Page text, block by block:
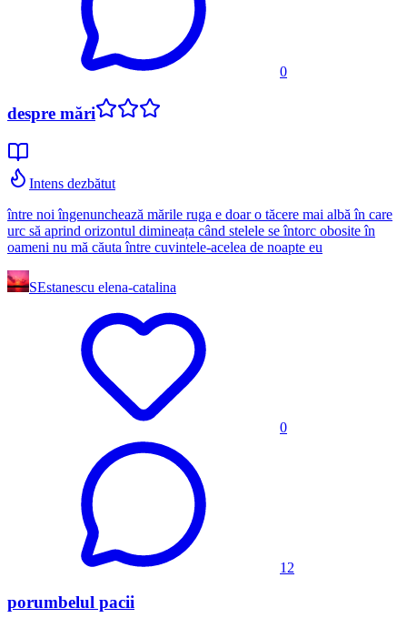
0
despre mări
Intens dezbătut
între noi îngenunchează mările ruga e doar o tăcere mai albă în care
urc să aprind orizontul dimineața când stelele se întorc obosite în
oameni nu mă căuta între cuvintele-acelea de noapte eu
SEstanescu elena-catalina
0
12
porumbelul pacii